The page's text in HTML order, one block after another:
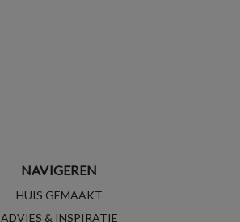
NAVIGEREN
HUIS GEMAAKT
ADVIES & INSPIRATIE